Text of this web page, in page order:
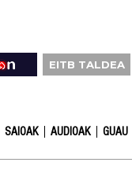
EITB TALDEA
SAIOAK AUDIOAK GUAU